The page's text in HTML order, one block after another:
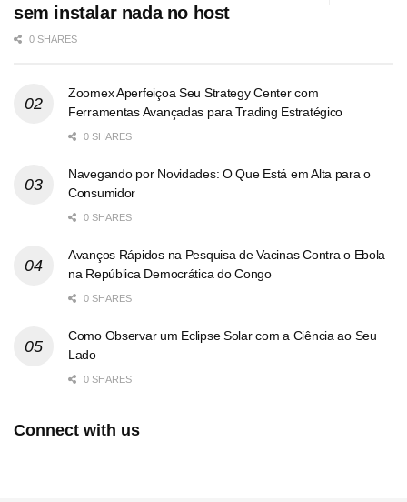
sem instalar nada no host
0 SHARES
Zoomex Aperfeiçoa Seu Strategy Center com
Ferramentas Avançadas para Trading Estratégico
0 SHARES
Navegando por Novidades: O Que Está em Alta para o
Consumidor
0 SHARES
Avanços Rápidos na Pesquisa de Vacinas Contra o Ebola
na República Democrática do Congo
0 SHARES
Como Observar um Eclipse Solar com a Ciência ao Seu
Lado
0 SHARES
Connect with us